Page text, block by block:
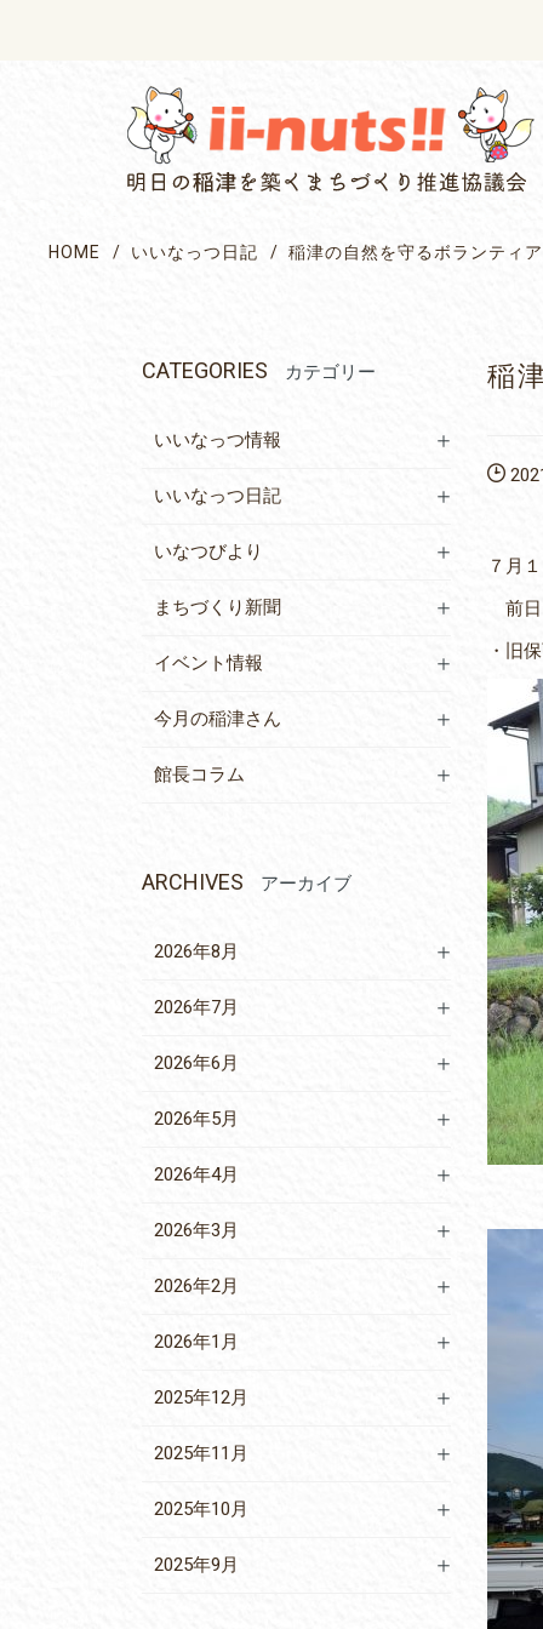
HOME いいなっつ日記 稲津の自然を守るボランティ
CATEGORIES カテゴリー
いいなっつ情報
いいなっつ日記
いなつびより
まちづくり新聞
イベント情報
今月の稲津さん
館長コラム
ARCHIVES アーカイブ
2026年8月
2026年7月
2026年6月
2026年5月
2026年4月
2026年3月
2026年2月
2026年1月
2025年12月
2025年11月
2025年10月
2025年9月
稲
７月
前日
・旧